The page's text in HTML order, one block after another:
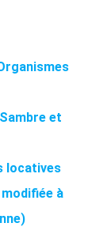
et
locatives
à